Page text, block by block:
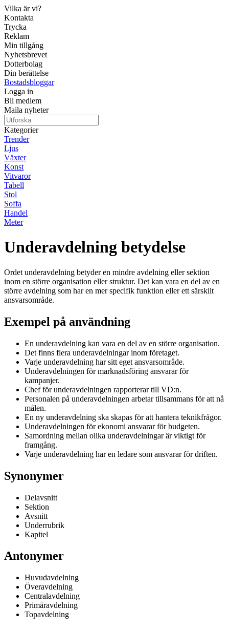
Vilka är vi?
Kontakta
Trycka
Reklam
Min tillgång
Nyhetsbrevet
Dotterbolag
Din berättelse
Bostadsbloggar
Logga in
Bli medlem
Maila nyheter
Kategorier
Trender
Ljus
Växter
Konst
Vitvaror
Tabell
Stol
Soffa
Handel
Meter
Underavdelning betydelse
Ordet underavdelning betyder en mindre avdelning eller sektion
inom en större organisation eller struktur. Det kan vara en del av en
större avdelning som har en mer specifik funktion eller ett särskilt
ansvarsområde.
Exempel på användning
En underavdelning kan vara en del av en större organisation.
Det finns flera underavdelningar inom företaget.
Varje underavdelning har sitt eget ansvarsområde.
Underavdelningen för marknadsföring ansvarar för
kampanjer.
Chef för underavdelningen rapporterar till VD:n.
Personalen på underavdelningen arbetar tillsammans för att nå
målen.
En ny underavdelning ska skapas för att hantera teknikfrågor.
Underavdelningen för ekonomi ansvarar för budgeten.
Samordning mellan olika underavdelningar är viktigt för
framgång.
Varje underavdelning har en ledare som ansvarar för driften.
Synonymer
Delavsnitt
Sektion
Avsnitt
Underrubrik
Kapitel
Antonymer
Huvudavdelning
Överavdelning
Centralavdelning
Primäravdelning
Topavdelning